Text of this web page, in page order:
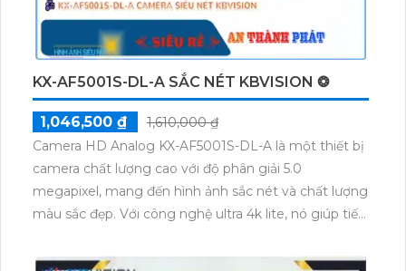
KX-AF5001S-DL-A SẮC NÉT KBVISION ❂
1,046,500 ₫
1,610,000 ₫
Camera HD Analog KX-AF5001S-DL-A là một thiết bị
camera chất lượng cao với độ phân giải 5.0
megapixel, mang đến hình ảnh sắc nét và chất lượng
màu sắc đẹp. Với công nghệ ultra 4k lite, nó giúp tiết
ghi hình ban đêm với hồng ngoại 20m và chức năng